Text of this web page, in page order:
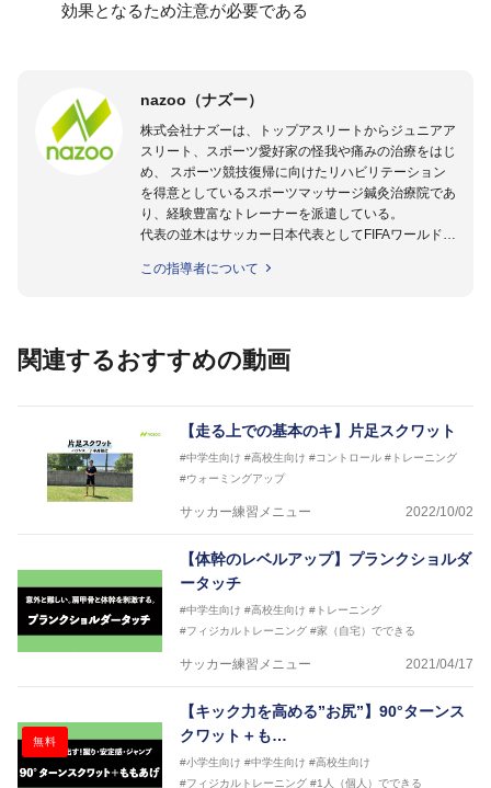
効果となるため注意が必要である
nazoo（ナズー）
株式会社ナズーは、トップアスリートからジュニアア
スリート、スポーツ愛好家の怪我や痛みの治療をはじ
め、 スポーツ競技復帰に向けたリハビリテーション
を得意としているスポーツマッサージ鍼灸治療院であ
り、経験豊富なトレーナーを派遣している。
代表の並木はサッカー日本代表としてFIFAワールドカ
のほかU-23日本代表のアスレティックトレーナーと
世代のサッカーを中心に、WJBL、社会人ラグビー、
を派遣している。
さらには講演会やセミナー、専門学校などの教育機関
に講師を派遣するなど後進育成にも力を入れている。
「一人一人の健康な人生をサポートする」を企業理念
として掲げ、世の中の人々の『健康』をあらゆる方向
生きと」生きる、そんな『健康な人生』をサポートし
ている。
この指導者について
関連するおすすめの動画
【走る上での基本のキ】片足スクワット
#中学生向け #高校生向け #コントロール #トレーニング
#ウォーミングアップ
サッカー練習メニュー 2022/10/02
【体幹のレベルアップ】プランクショルダ
ータッチ
#中学生向け #高校生向け #トレーニング
#フィジカルトレーニング #家（自宅）でできる
サッカー練習メニュー 2021/04/17
無料
【キック力を高める”お尻”】90°ターンス
クワット＋も…
#小学生向け #中学生向け #高校生向け
#フィジカルトレーニング #1人（個人）でできる